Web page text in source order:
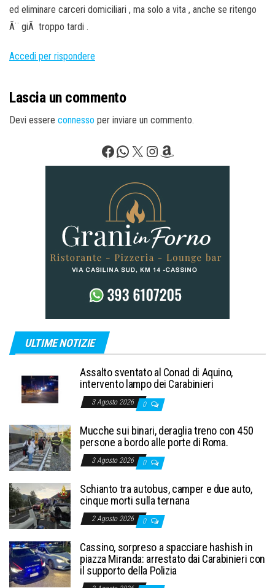
ed eliminare carceri domiciliari , ma solo a vita , anche se ritengo
Ã¨ giÃ troppo tardi .
Accedi per rispondere
Lascia un commento
Devi essere connesso per inviare un commento.
Facebook
WhatsApp
X Instagram
Amazon
ULTIME NOTIZIE
Assalto sventato al Conad di Aquino,
intervento lampo dei Carabinieri
3 Agosto 2026 0
Mucche sui binari, deraglia treno con 450
persone a bordo alle porte di Roma.
3 Agosto 2026 0
Schianto tra autobus, camper e due auto,
cinque morti sulla ternana
2 Agosto 2026 0
Cassino, sorpreso a spacciare hashish in
piazza Miranda: arrestato dai Carabinieri con
il supporto della Polizia